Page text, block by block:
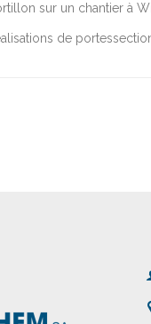
sur un chantier à
de